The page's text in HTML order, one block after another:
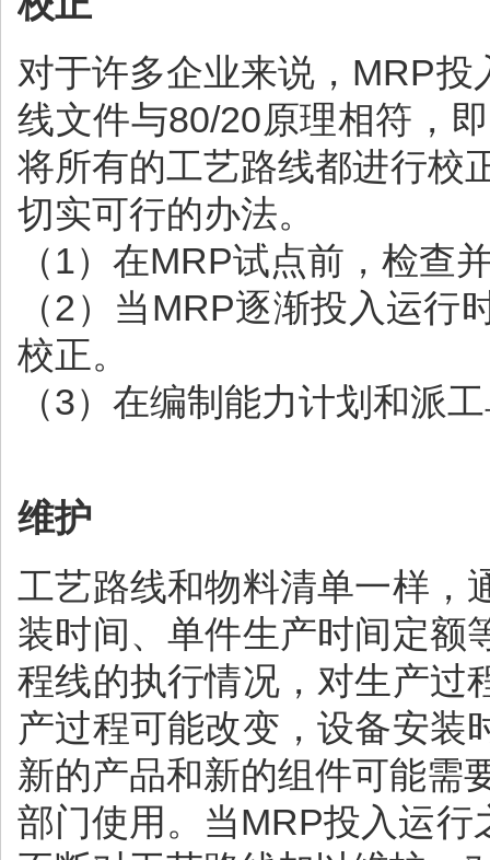
对于许多企业来说，MRP
线文件与80/20原理相符，
将所有的工艺路线都进行校
切实可行的办法。
（1）在MRP试点前，检查
（2）当MRP逐渐投入运
校正。
（3）在编制能力计划和派
维护
工艺路线和物料清单一样，
装时间、单件生产时间定额
程线的执行情况，对生产过
产过程可能改变，设备安装
新的产品和新的组件可能需
部门使用。当MRP投入运